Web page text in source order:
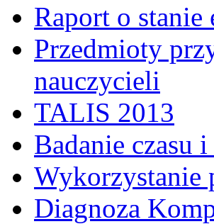
Raport o
Przedmioty
nauczycieli
TALIS 2013
Badanie czasu
Diagnoza